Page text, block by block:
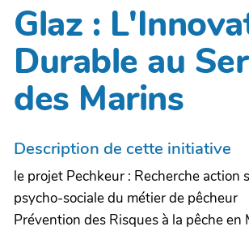
Glaz :
Durable au
des Marins
Description de cette initiative
le projet Pechkeur : Recherche action
psycho-sociale du métier de pêcheur
Prévention des Risques à la pêche en